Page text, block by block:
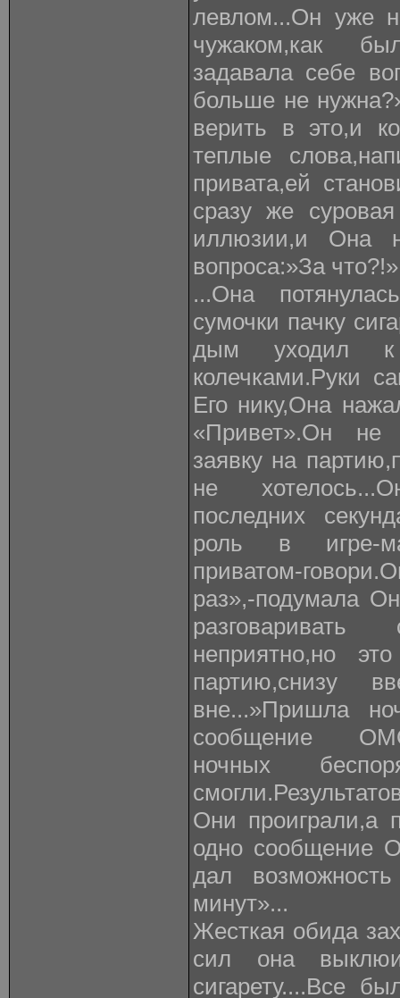
левлом...Он уже
чужаком,как
задавала себе
больше не
верить в это,и
теплые
привата,ей
сразу же
иллюзии,и Она
вопроса:»За
...Она
сумочки пачку
дым уходил к
колечками.Руки
Его нику,Она
«Привет».Он
заявку на
не
последних
роль в игре-
приватом-
раз»,-подумала
неприятно,но
партию,снизу
вне...»Пришла
сообщение
ночных
Они проиграли,а
одно сообщение
дал
минут»...
Жесткая обида
сил она
сигарету....Все